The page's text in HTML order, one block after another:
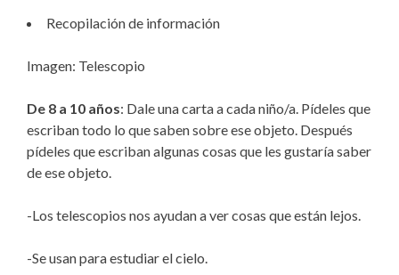
Recopilación de información
Imagen: Telescopio
De 8 a 10 años: Dale una carta a cada niño/a. Pídeles que
escriban todo lo que saben sobre ese objeto. Después
pídeles que escriban algunas cosas que les gustaría saber
de ese objeto.
-Los telescopios nos ayudan a ver cosas que están lejos.
-Se usan para estudiar el cielo.